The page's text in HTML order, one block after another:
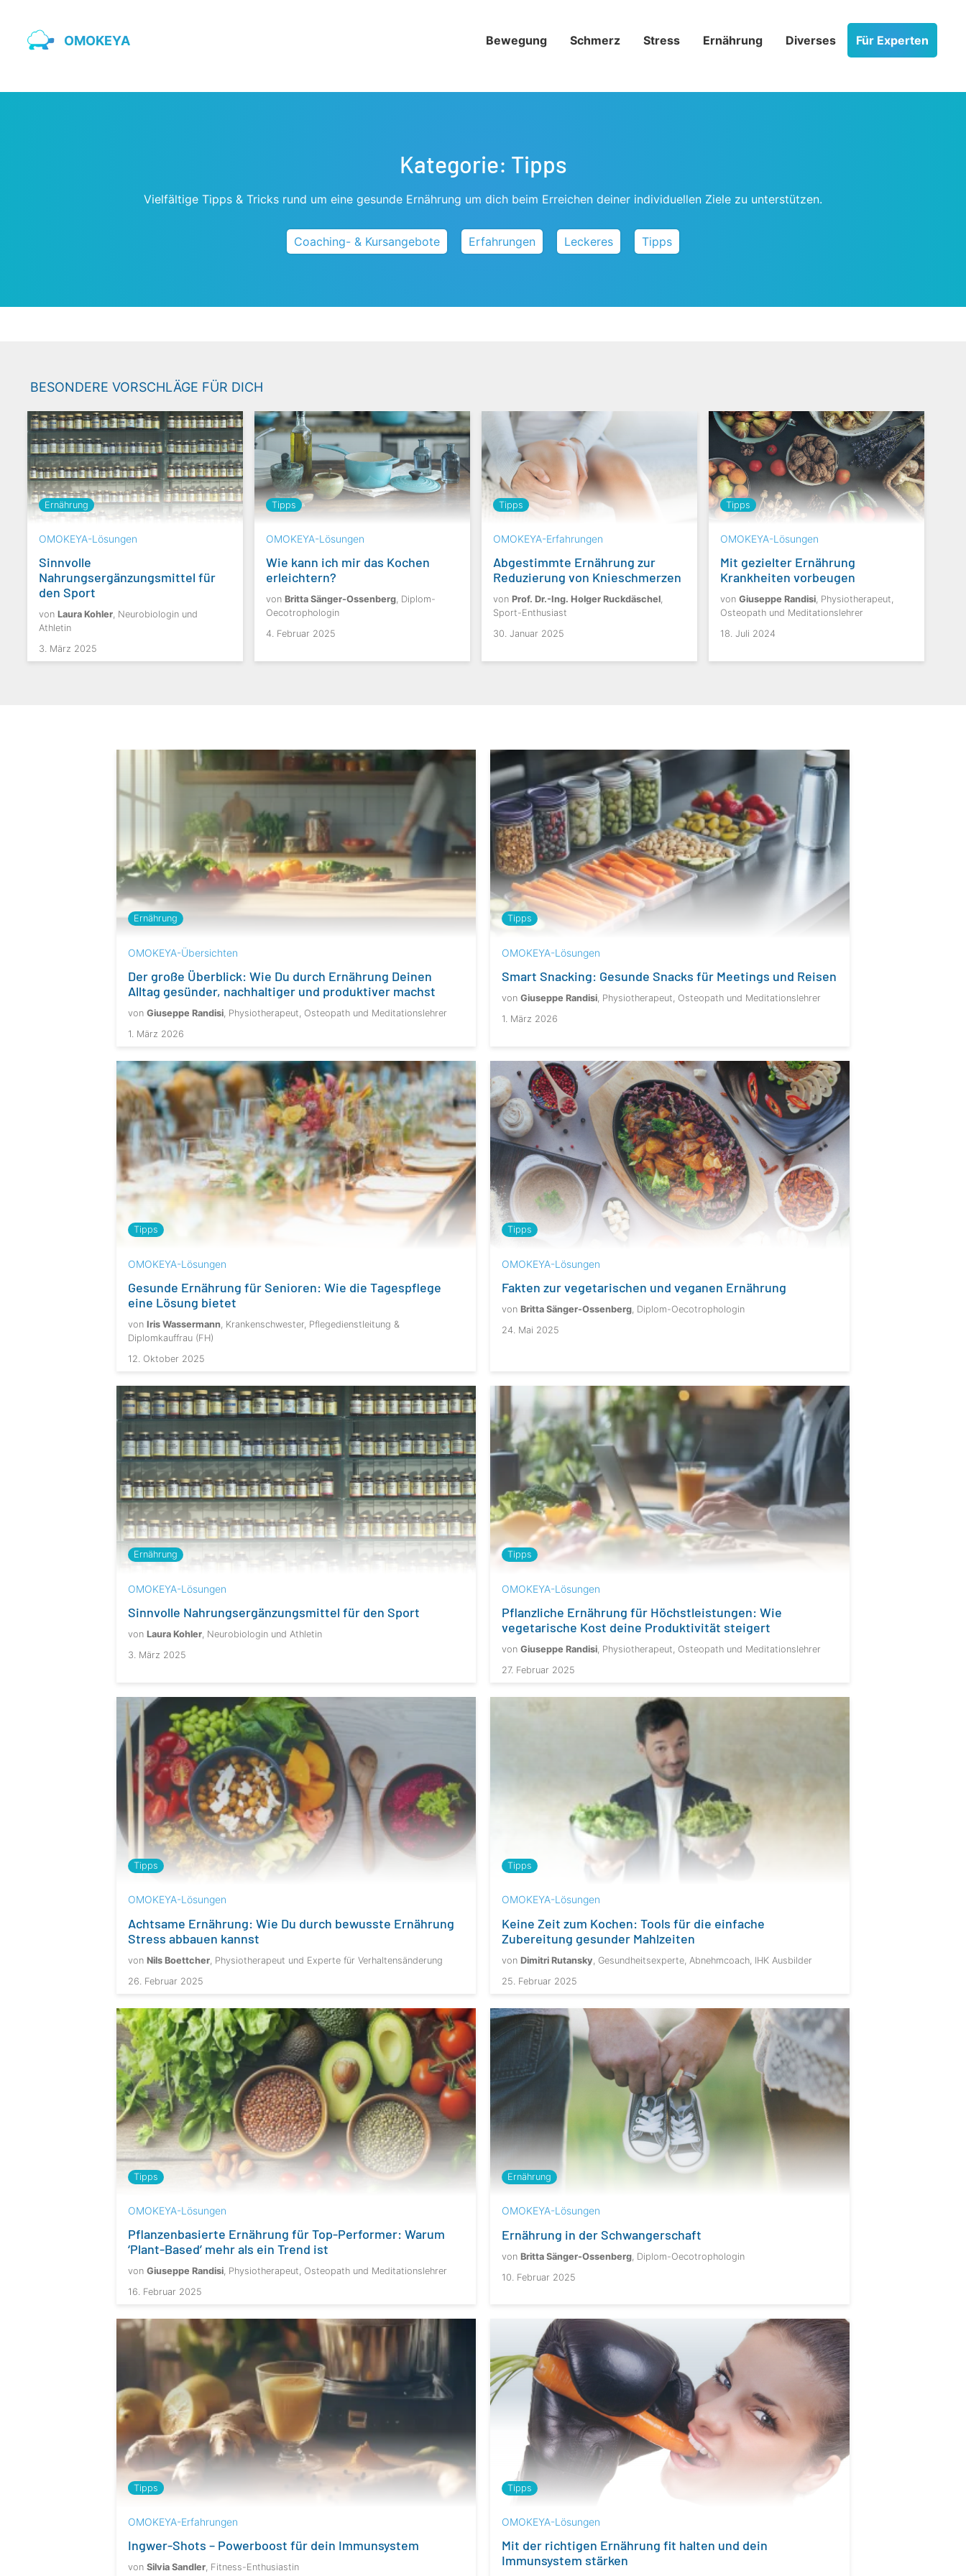
OMOKEYA Für Experten
Bewegung Schmerz­ Stress­ Ernährung Diverses
Kategorie: Tipps
Vielfältige Tipps & Tricks rund um eine gesunde Ernährung um dich beim Erreichen deiner individuellen Ziele zu unterstützen.
Coaching- & Kursangebote Erfahrungen Leckeres Tipps
BESONDERE VORSCHLÄGE FÜR DICH
Ernährung
OMOKEYA-Lösungen
Sinnvolle
Nahrungsergänzungsmittel für
den Sport
von Laura Kohler, Neurobiologin und
Athletin
3. März 2025
Tipps
OMOKEYA-Lösungen
Wie kann ich mir das Kochen
erleichtern?
von Britta Sänger-Ossenberg, Diplom-
Oecotrophologin
4. Februar 2025
Tipps
OMOKEYA-Erfahrungen
Abgestimmte Ernährung zur
Reduzierung von Knieschmerzen
von Prof. Dr.-Ing. Holger Ruckdäschel,
Sport-Enthusiast
30. Januar 2025
Tipps
OMOKEYA-Lösungen
Mit gezielter Ernährung
Krankheiten vorbeugen
von Giuseppe Randisi, Physiotherapeut,
Osteopath und Meditationslehrer
18. Juli 2024
Ernährung
OMOKEYA-Übersichten
Der große Überblick: Wie Du durch Ernährung Deinen
Alltag gesünder, nachhaltiger und produktiver machst
von Giuseppe Randisi, Physiotherapeut, Osteopath und Meditationslehrer
1. März 2026
Tipps
OMOKEYA-Lösungen
Smart Snacking: Gesunde Snacks für Meetings und Reisen
von Giuseppe Randisi, Physiotherapeut, Osteopath und Meditationslehrer
1. März 2026
Tipps
OMOKEYA-Lösungen
Gesunde Ernährung für Senioren: Wie die Tagespflege
eine Lösung bietet
von Iris Wassermann , Krankenschwester, Pflegedienstleitung &
Diplomkauffrau (FH)
12. Oktober 2025
Tipps
OMOKEYA-Lösungen
Fakten zur vegetarischen und veganen Ernährung
von Britta Sänger-Ossenberg , Diplom-Oecotrophologin
24. Mai 2025
Ernährung
OMOKEYA-Lösungen
Sinnvolle Nahrungsergänzungsmittel für den Sport
von Laura Kohler , Neurobiologin und Athletin
3. März 2025
Tipps
OMOKEYA-Lösungen
Pflanzliche Ernährung für Höchstleistungen: Wie
vegetarische Kost deine Produktivität steigert
von Giuseppe Randisi , Physiotherapeut, Osteopath und Meditationslehrer
27. Februar 2025
Tipps
OMOKEYA-Lösungen
Achtsame Ernährung: Wie Du durch bewusste Ernährung
Stress abbauen kannst
von Nils Boettcher , Physiotherapeut und Experte für Verhaltensänderung
26. Februar 2025
Tipps
OMOKEYA-Lösungen
Keine Zeit zum Kochen: Tools für die einfache
Zubereitung gesunder Mahlzeiten
von Dimitri Rutansky , Gesundheitsexperte, Abnehmcoach, IHK Ausbilder
25. Februar 2025
Tipps
OMOKEYA-Lösungen
Pflanzenbasierte Ernährung für Top-Performer: Warum
‘Plant-Based’ mehr als ein Trend ist
von Giuseppe Randisi, Physiotherapeut, Osteopath und Meditationslehrer
16. Februar 2025
Ernährung
OMOKEYA-Lösungen
Ernährung in der Schwangerschaft
von Britta Sänger-Ossenberg , Diplom-Oecotrophologin
10. Februar 2025
Tipps
OMOKEYA-Erfahrungen
Ingwer-Shots – Powerboost für dein Immunsystem
von Silvia Sandler, Fitness-Enthusiastin
Tipps
OMOKEYA-Lösungen
Mit der richtigen Ernährung fit halten und dein
Immunsystem stärken